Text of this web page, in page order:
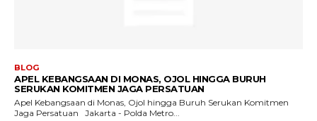
BLOG
APEL KEBANGSAAN DI MONAS, OJOL HINGGA BURUH
SERUKAN KOMITMEN JAGA PERSATUAN
Apel Kebangsaan di Monas, Ojol hingga Buruh Serukan Komitmen
Jaga Persatuan Jakarta - Polda Metro...